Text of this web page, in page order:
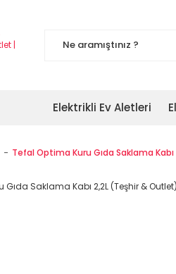
Elektrikli Ev Aletleri
Tefal Optima Kuru Gıda Saklama